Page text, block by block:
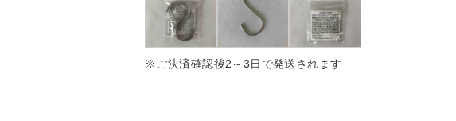
※ご決済確認後2～3日で発送されます